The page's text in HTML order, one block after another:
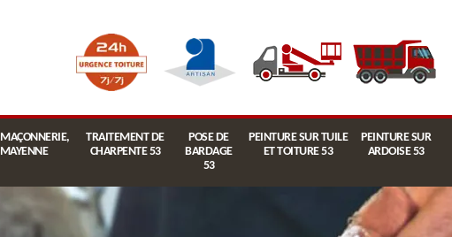
TRAITEMENT DE
CHARPENTE 53
POSE DE
BARDAGE
53
PEINTURE SUR TUILE
ET TOITURE 53
PEINTURE SUR
ARDOISE 53